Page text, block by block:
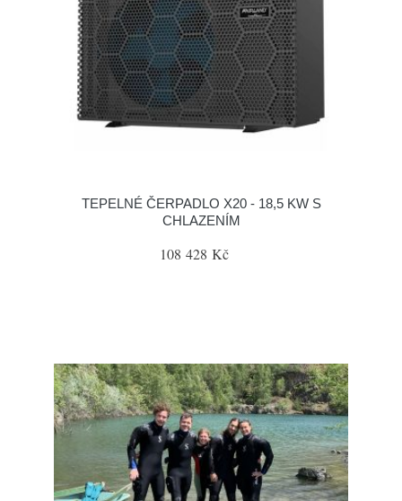
TEPELNÉ ČERPADLO X20 - 18,5 KW S
CHLAZENÍM
108 428 Kč